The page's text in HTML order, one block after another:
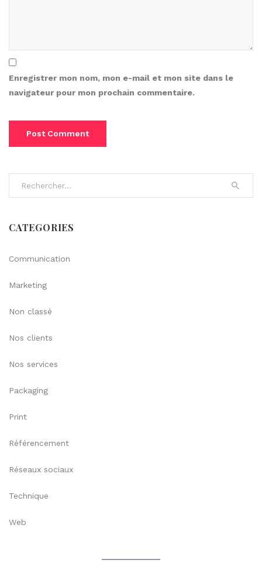
Enregistrer mon nom, mon e-mail et mon site dans le
navigateur pour mon prochain commentaire.
CATEGORIES
Communication
Marketing
Non classé
Nos clients
Nos services
Packaging
Print
Référencement
Réseaux sociaux
Technique
Web